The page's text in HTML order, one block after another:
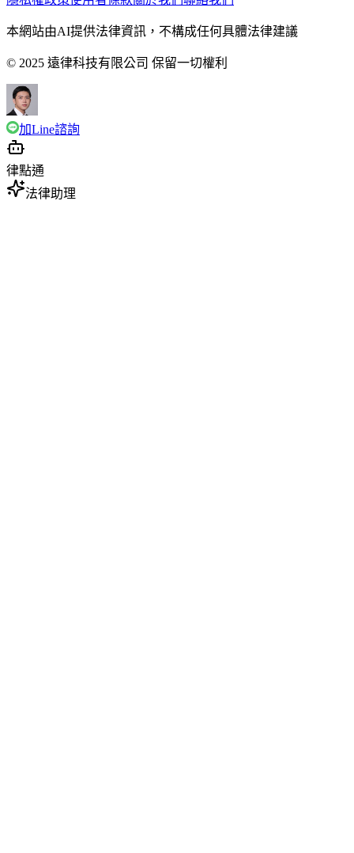
本網站由AI提供法律資訊，不構成任何具體法律建議
© 2025 遠律科技有限公司 保留一切權利
加Line諮詢
律點通
法律助理